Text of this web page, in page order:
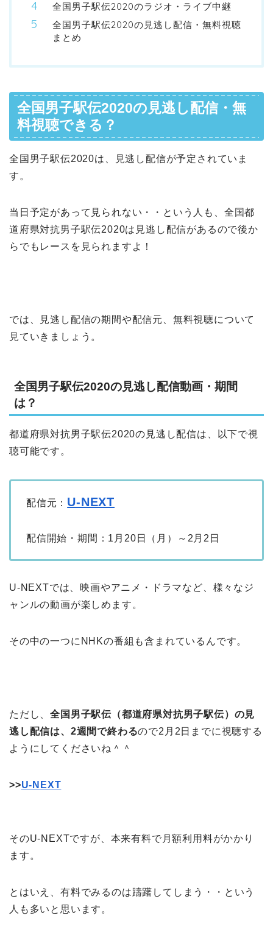
全国男子駅伝2020のラジオ・ライブ中継
全国男子駅伝2020の見逃し配信・無料視聴
まとめ
全国男子駅伝2020の見逃し配信・無
料視聴できる？
全国男子駅伝2020は、見逃し配信が予定されていま
す。
当日予定があって見られない・・という人も、全国都
道府県対抗男子駅伝2020は見逃し配信があるので後か
らでもレースを見られますよ！
では、見逃し配信の期間や配信元、無料視聴について
見ていきましょう。
全国男子駅伝2020の見逃し配信動画・期間
は？
都道府県対抗男子駅伝2020の見逃し配信は、以下で視
聴可能です。
配信元： U-NEXT
配信開始・期間：1月20日（月）～2月2日
U-NEXTでは、映画やアニメ・ドラマなど、様々なジ
ャンルの動画が楽しめます。
その中の一つにNHKの番組も含まれているんです。
ただし、全国男子駅伝（都道府県対抗男子駅伝）の見
逃し配信は、2週間で終わるので2月2日までに視聴する
ようにしてくださいね＾＾
>>U-NEXT
そのU-NEXTですが、本来有料で月額利用料がかかり
ます。
とはいえ、有料でみるのは躊躇してしまう・・という
人も多いと思います。